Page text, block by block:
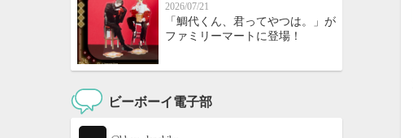
2026/07/21
「鯛代くん、君ってやつは。」が
ファミリーマートに登場！
ビーボーイ電子部